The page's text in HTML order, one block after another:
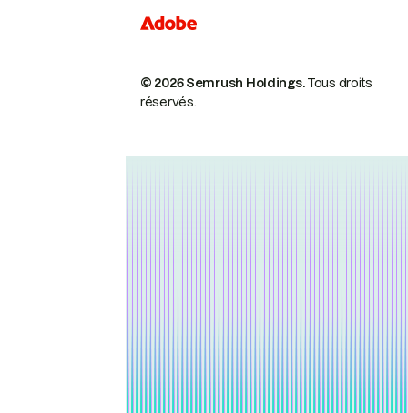
© 2026 Semrush Holdings.Tous droits
réservés.